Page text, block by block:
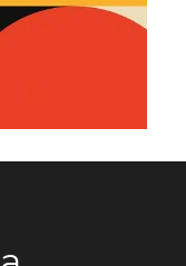
y Brasil,
gente con tanto
multiplica, y
somos
unida,
sector”.
Durante la